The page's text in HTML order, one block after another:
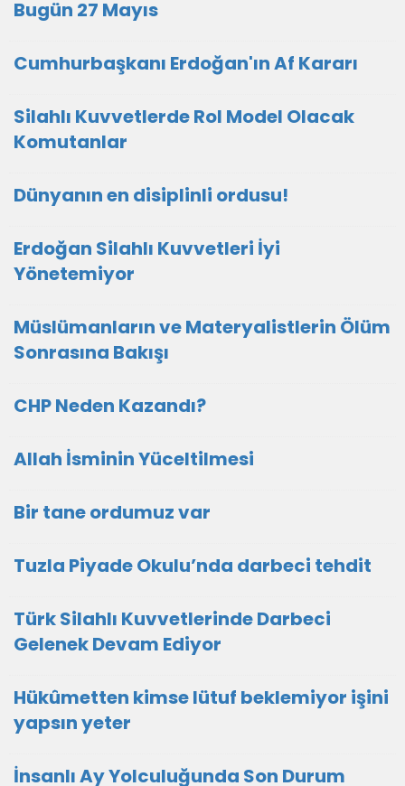
Bugün 27 Mayıs
Cumhurbaşkanı Erdoğan'ın Af Kararı
Silahlı Kuvvetlerde Rol Model Olacak
Komutanlar
Dünyanın en disiplinli ordusu!
Erdoğan Silahlı Kuvvetleri İyi
Yönetemiyor
Müslümanların ve Materyalistlerin Ölüm
Sonrasına Bakışı
CHP Neden Kazandı?
Allah İsminin Yüceltilmesi
Bir tane ordumuz var
Tuzla Piyade Okulu’nda darbeci tehdit
Türk Silahlı Kuvvetlerinde Darbeci
Gelenek Devam Ediyor
Hükûmetten kimse lütuf beklemiyor işini
yapsın yeter
İnsanlı Ay Yolculuğunda Son Durum